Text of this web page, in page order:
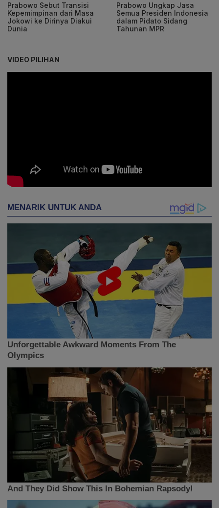
Prabowo Sebut Transisi
Kepemimpinan dari Masa
Jokowi ke Dirinya Diakui
Dunia
Prabowo Ungkap Jasa
Semua Presiden Indonesia
dalam Pidato Sidang
Tahunan MPR
VIDEO PILIHAN